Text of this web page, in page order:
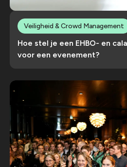
Hoe stel je een EHBO- en
voor een evenement?
Veiligheid & Crowd Management